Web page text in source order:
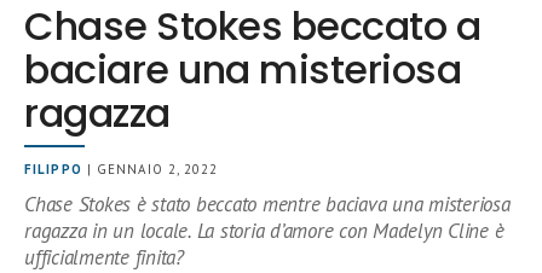
Chase Stokes beccato a
baciare una misteriosa
ragazza
FILIPPO | GENNAIO 2, 2022
Chase Stokes è stato beccato mentre baciava una misteriosa
ragazza in un locale. La storia d’amore con Madelyn Cline è
ufficialmente finita?